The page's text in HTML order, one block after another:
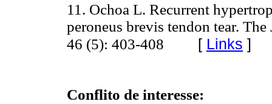
11. Ochoa L. Recurrent
peroneus brevis tendon tear.
46 (5): 403-408 [ Links ]
Conflito de interesse: